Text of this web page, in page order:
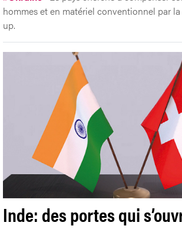
hommes et en matériel conventionnel par
up.
Inde: des portes qui